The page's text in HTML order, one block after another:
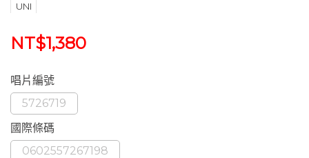
UNI
NT$1,380
唱片編號
5726719
國際條碼
0602557267198